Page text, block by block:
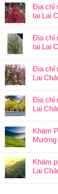
Địa chỉ
tại Lai
Địa chỉ
tại Lai
Địa chỉ
Lai
Địa chỉ
Lai
Khám
Mường
Khám
Lai